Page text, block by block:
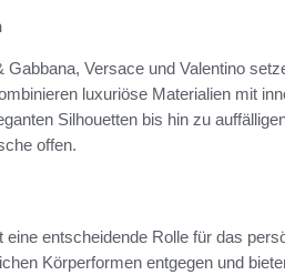
Versace und Valentino
luxuriöse Materialien mit
Silhouetten bis hin zu
offen.
entscheidende Rolle für das
Körperformen entgegen und